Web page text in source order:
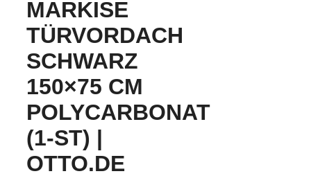
MARKISE
TÜRVORDACH
SCHWARZ
150×75 CM
POLYCARBONAT
(1-ST) |
OTTO.DE